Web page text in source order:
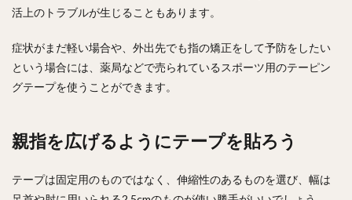
活上のトラブルが生じることもあります。
症状がまだ軽い場合や、外出先でも指の矯正をして予防をしたい
という場合には、薬局などで売られているスポーツ用のテーピン
グテープを使うことができます。
親指を広げるようにテープを貼ろう
テープは固定用のものではなく、伸縮性のあるものを選び、幅は